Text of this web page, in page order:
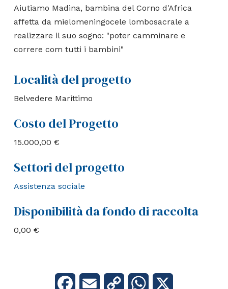
Aiutiamo Madina, bambina del Corno d'Africa
affetta da mielomeningocele lombosacrale a
realizzare il suo sogno: "poter camminare e
correre com tutti i bambini"
Località del progetto
Belvedere Marittimo
Costo del Progetto
15.000,00 €
Settori del progetto
Assistenza sociale
Disponibilità da fondo di raccolta
0,00 €
FacebookEmail Copy WhatsApp